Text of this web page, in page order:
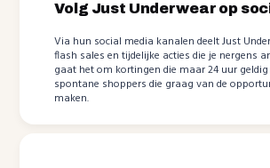
Volg Just Underwear op
Via hun social media kanalen deelt Just
flash sales en tijdelijke acties die je nergens
gaat het om kortingen die maar 24 uur
spontane shoppers die graag van de
maken.